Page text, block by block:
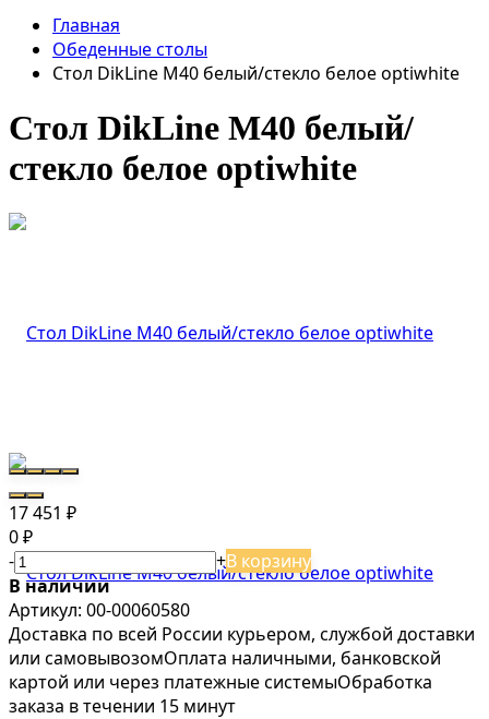
Главная
Обеденные столы
Стол DikLine M40 белый/стекло белое optiwhite
Стол DikLine M40 белый/
стекло белое optiwhite
17 451 ₽
0 ₽
- +В корзину
В наличии
Артикул: 00-00060580
Доставка по всей России курьером, службой доставки
или самовывозомОплата наличными, банковской
картой или через платежные системыОбработка
заказа в течении 15 минут